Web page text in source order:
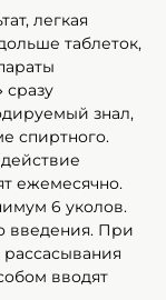
легкая
таблеток,
сразу
знал,
спиртного.
ежемесячно.
6 уколов.
введения. При
вводят